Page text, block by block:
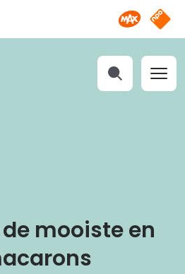
Omroep
NPO
mooiste en